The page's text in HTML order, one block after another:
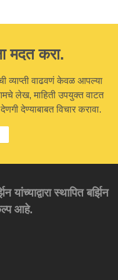
मदत करा.
व्याप्ती वाढवणं केवळ आपल्या
लेख, माहिती उपयुक्त वाटत
देण्याबाबत विचार करावा.
स्थापित बर्झिन
आहे.